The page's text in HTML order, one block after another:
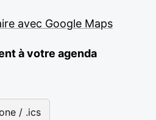
avec Google Maps
à votre agenda
/ .ics